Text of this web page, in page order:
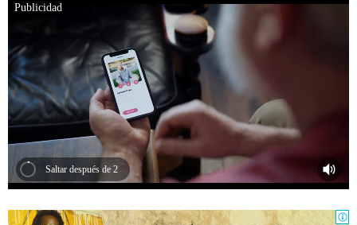
Publicidad
Saltar después de 2